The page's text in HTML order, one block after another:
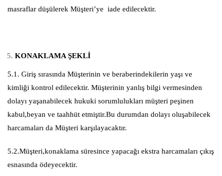
masraflar düşülerek Müşteri’ye iade edilecektir.
KONAKLAMA ŞEKLİ
5.1. Giriş sırasında Müşterinin ve beraberindekilerin yaşı ve
kimliği kontrol edilecektir. Müşterinin yanlış bilgi vermesinden
dolayı yaşanabilecek hukuki sorumlulukları müşteri peşinen
kabul,beyan ve taahhüt etmiştir.Bu durumdan dolayı oluşabilecek
harcamaları da Müşteri karşılayacaktır.
5.2.Müşteri,konaklama süresince yapacağı ekstra harcamaları çıkış
esnasında ödeyecektir.